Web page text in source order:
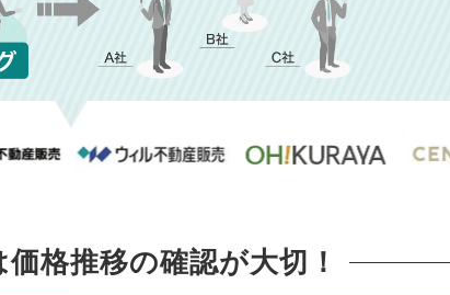
価格推移の確認が大切！